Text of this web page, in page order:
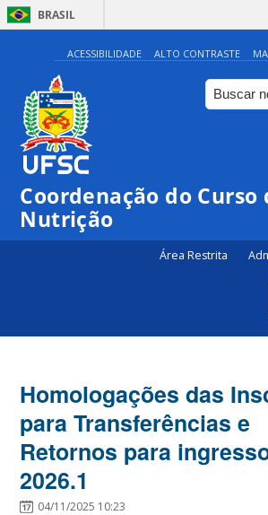
BRASIL
ACESSIBILIDADE ALTO CONTRASTE
Coordenação do Curso
Nutrição
Área Restrita
Homologações das
para Transferências e
Retornos para
2026.1
04/11/2025 10:23